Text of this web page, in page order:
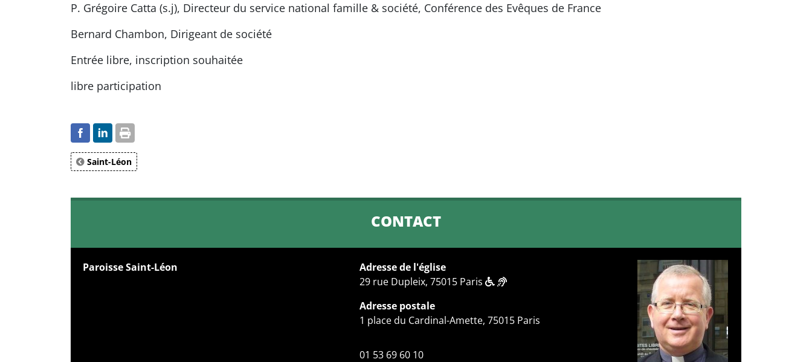
P. Grégoire Catta (s.j), Directeur du service national famille & société, Conférence des Evêques de France
Bernard Chambon, Dirigeant de société
Entrée libre, inscription souhaitée
libre participation
Saint-Léon
CONTACT
Paroisse Saint-Léon
Adresse de l'église
29 rue Dupleix, 75015 Paris
Adresse postale
1 place du Cardinal-Amette, 75015 Paris
01 53 69 60 10